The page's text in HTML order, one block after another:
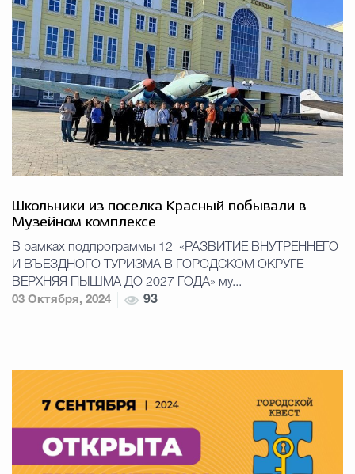
Школьники из поселка Красный побывали в
Музейном комплексе
В рамках подпрограммы 12 «РАЗВИТИЕ ВНУТРЕННЕГО
И ВЪЕЗДНОГО ТУРИЗМА В ГОРОДСКОМ ОКРУГЕ
ВЕРХНЯЯ ПЫШМА ДО 2027 ГОДА» му...
03 Октября, 2024
93